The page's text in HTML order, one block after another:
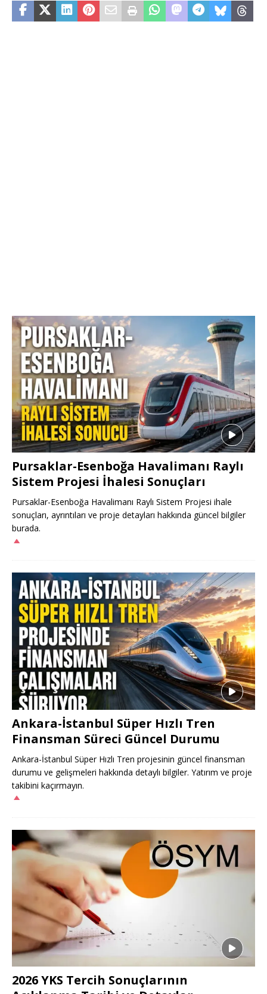
Pursaklar-Esenboğa Havalimanı Raylı
Sistem Projesi İhalesi Sonuçları
Pursaklar-Esenboğa Havalimanı Raylı Sistem Projesi ihale
sonuçları, ayrıntıları ve proje detayları hakkında güncel bilgiler
burada.
Ankara-İstanbul Süper Hızlı Tren
Finansman Süreci Güncel Durumu
Ankara-İstanbul Süper Hızlı Tren projesinin güncel finansman
durumu ve gelişmeleri hakkında detaylı bilgiler. Yatırım ve proje
takibini kaçırmayın.
2026 YKS Tercih Sonuçlarının